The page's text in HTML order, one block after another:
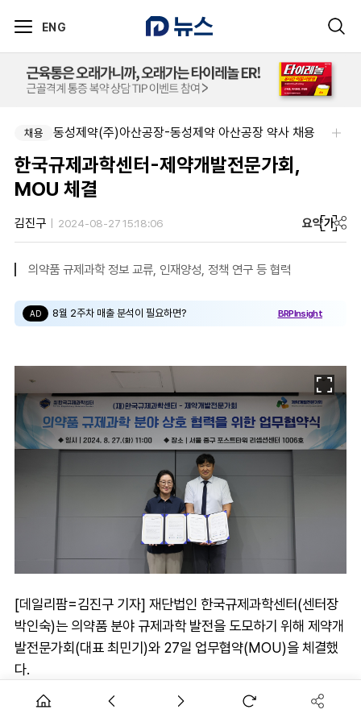
ENG
채용 SK 바이오팜 (주)-[SK바이오팜] 각 부문 신입/경력 구성원 영입
채용 동성제약(주)아산공장-동성제약 아산공장 약사 채용
한국규제과학센터-제약개발전문가회,
MOU 체결
김진구 2024-08-27 15:18:06 요약가
의약품 규제과학 정보 교류, 인재양성, 정책 연구 등 협력
AD 8월 2주차 매출 분석이 필요하면? BRPInsight
[데일리팜=김진구 기자] 재단법인 한국규제과학센터(센터장
박인숙)는 의약품 분야 규제과학 발전을 도모하기 위해 제약개
발전문가회(대표 최민기)와 27일 업무협약(MOU)을 체결했
다.